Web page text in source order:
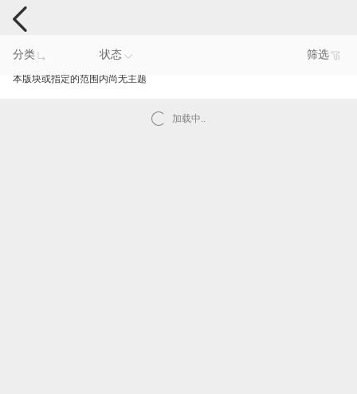
手机反馈
分类 状态 筛选
本版块或指定的范围内尚无主题
加载中..